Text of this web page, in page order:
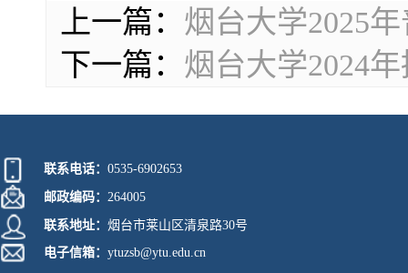
上一篇： 烟台大学2025
下一篇： 烟台大学2024
联系电话： 0535-6902653
邮政编码： 264005
联系地址： 烟台市莱山区清泉路30号
电子信箱： ytuzsb@ytu.edu.cn